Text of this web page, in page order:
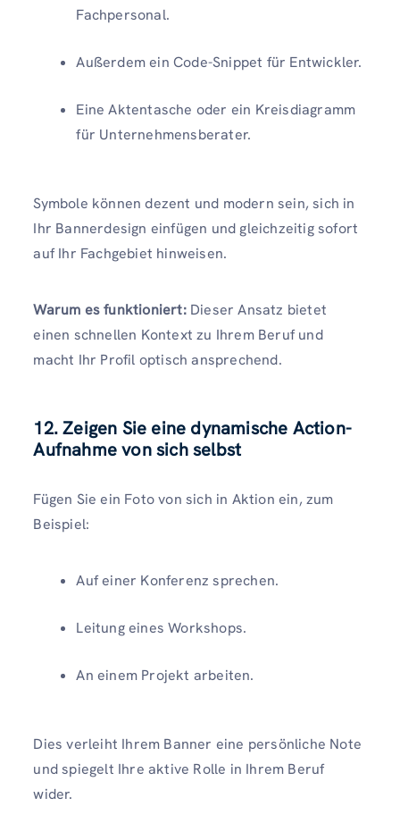
Fachpersonal.
Außerdem ein Code-Snippet für Entwickler.
Eine Aktentasche oder ein Kreisdiagramm
für Unternehmensberater.
Symbole können dezent und modern sein, sich in
Ihr Bannerdesign einfügen und gleichzeitig sofort
auf Ihr Fachgebiet hinweisen.
Warum es funktioniert:Dieser Ansatz bietet
einen schnellen Kontext zu Ihrem Beruf und
macht Ihr Profil optisch ansprechend.
12. Zeigen Sie eine dynamische Action-
Aufnahme von sich selbst
Fügen Sie ein Foto von sich in Aktion ein, zum
Beispiel:
Auf einer Konferenz sprechen.
Leitung eines Workshops.
An einem Projekt arbeiten.
Dies verleiht Ihrem Banner eine persönliche Note
und spiegelt Ihre aktive Rolle in Ihrem Beruf
wider.